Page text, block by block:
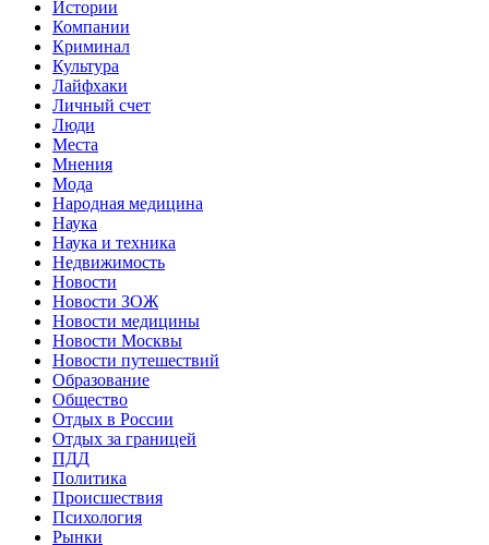
Истории
Компании
Криминал
Культура
Лайфхаки
Личный счет
Люди
Места
Мнения
Мода
Народная медицина
Наука
Наука и техника
Недвижимость
Новости
Новости ЗОЖ
Новости медицины
Новости Москвы
Новости путешествий
Образование
Общество
Отдых в России
Отдых за границей
ПДД
Политика
Происшествия
Психология
Рынки